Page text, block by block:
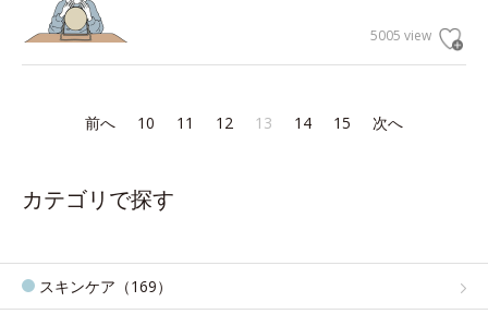
5005 view
前へ 10 11 12 13 14 15 次へ
カテゴリで探す
スキンケア（169）